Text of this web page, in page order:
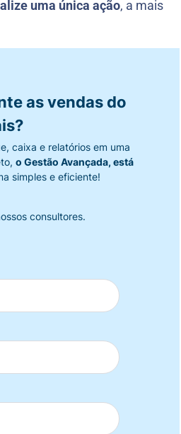
uma única ação, a mais
as vendas do
caixa e relatórios em uma
o Gestão Avançada, está
simples e eficiente!
consultores.